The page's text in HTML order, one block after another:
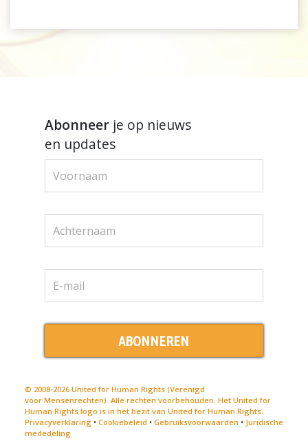
Abonneerje op nieuws
en updates
ABONNEREN
© 2008-2026 United for Human Rights (Verenigd
voor Mensenrechten). Alle rechten voorbehouden. Het United for
Human Rights logo is in het bezit van United for Human Rights.
Privacyverklaring• Cookiebeleid • Gebruiksvoorwaarden • Juridische
mededeling